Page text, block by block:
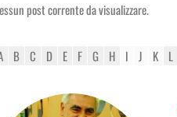
post corrente da visualizzare.
B C D E F G H I J K L